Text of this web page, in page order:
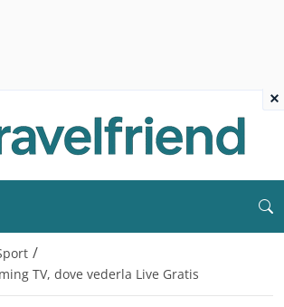
/
TV, dove vederla Live Gratis
×